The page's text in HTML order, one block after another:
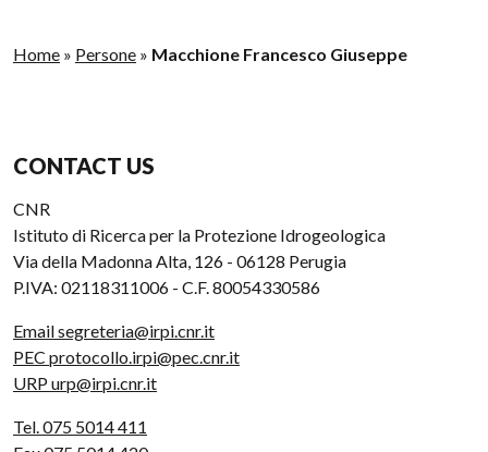
Home » Persone » Macchione Francesco Giuseppe
CONTACT US
CNR
Istituto di Ricerca per la Protezione Idrogeologica
Via della Madonna Alta, 126 - 06128 Perugia
P.IVA: 02118311006 - C.F. 80054330586
Email segreteria@irpi.cnr.it
PEC protocollo.irpi@pec.cnr.it
URP urp@irpi.cnr.it
Tel. 075 5014 411